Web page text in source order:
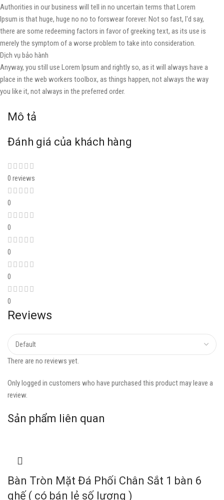
Authorities in our business will tell in no uncertain terms that Lorem
Ipsum is that huge, huge no no to forswear forever. Not so fast, I'd say,
there are some redeeming factors in favor of greeking text, as its use is
merely the symptom of a worse problem to take into consideration.
Dịch vụ bảo hành
Anyway, you still use Lorem Ipsum and rightly so, as it will always have a
place in the web workers toolbox, as things happen, not always the way
you like it, not always in the preferred order.
Mô tả
Đánh giá của khách hàng
0 reviews
0
0
0
0
0
Reviews
There are no reviews yet.
Only logged in customers who have purchased this product may leave a
review.
Sản phẩm liên quan
Bàn Tròn Mặt Đá Phối Chân Sắt 1 bàn 6
ghế ( có bán lẻ số lượng )